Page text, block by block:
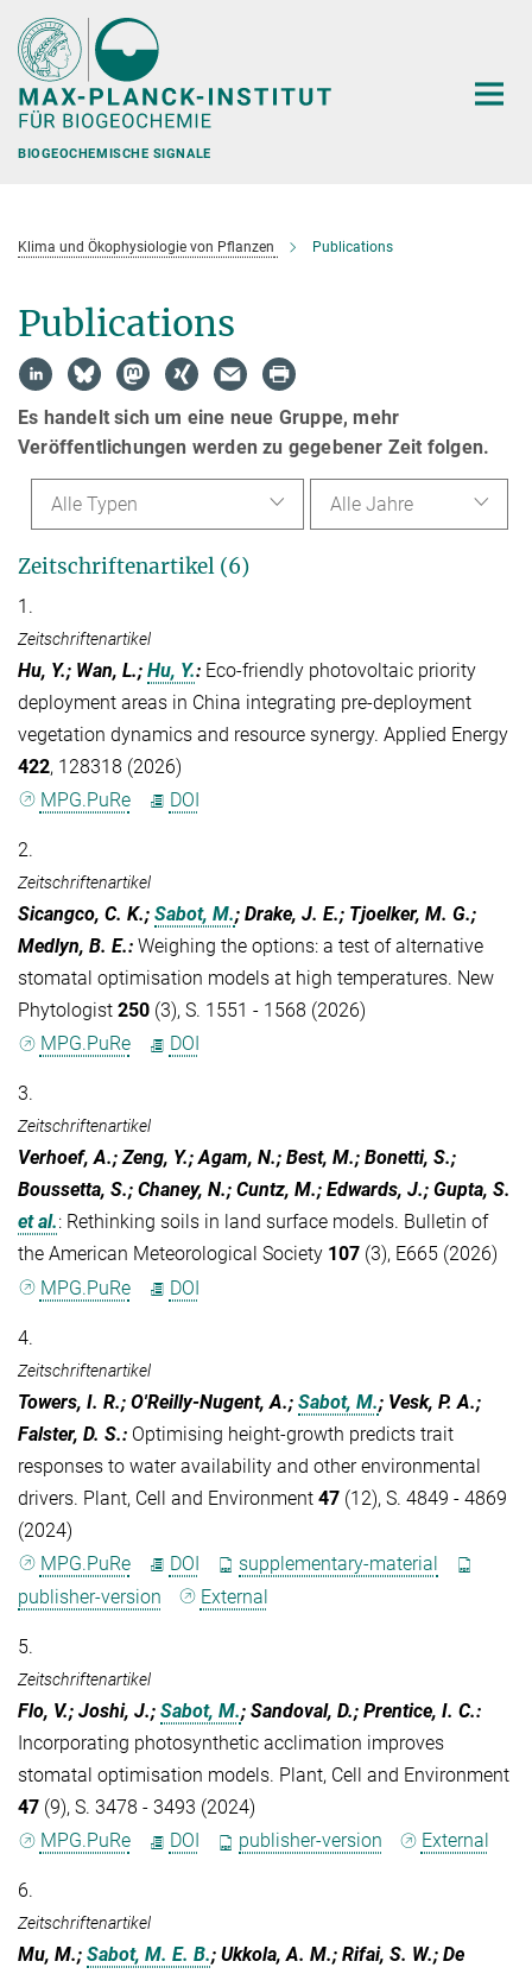
Hauptinhalt
BIOGEOCHEMISCHE SIGNALE
Klima und Ökophysiologie von Pflanzen Publications
Publications
Es handelt sich um eine neue Gruppe, mehr
Veröffentlichungen werden zu gegebener Zeit folgen.
Alle Jahre
Alle Typen
Zeitschriftenartikel (6)
1.
Zeitschriftenartikel
Hu, Y.; Wan, L.; Hu, Y.: Eco-friendly photovoltaic priority
deployment areas in China integrating pre-deployment
vegetation dynamics and resource synergy. Applied Energy
422, 128318 (2026)
MPG.PuRe
DOI
2.
Zeitschriftenartikel
Sicangco, C. K.; Sabot, M.; Drake, J. E.; Tjoelker, M. G.;
Medlyn, B. E.: Weighing the options: a test of alternative
stomatal optimisation models at high temperatures. New
Phytologist 250 (3), S. 1551 - 1568 (2026)
MPG.PuRe
DOI
3.
Zeitschriftenartikel
Verhoef, A.; Zeng, Y.; Agam, N.; Best, M.; Bonetti, S.;
Boussetta, S.; Chaney, N.; Cuntz, M.; Edwards, J.; Gupta, S.
et al.: Rethinking soils in land surface models. Bulletin of
the American Meteorological Society 107 (3), E665 (2026)
MPG.PuRe
DOI
4.
Zeitschriftenartikel
Towers, I. R.; O'Reilly-Nugent, A.; Sabot, M.; Vesk, P. A.;
Falster, D. S.: Optimising height-growth predicts trait
responses to water availability and other environmental
drivers. Plant, Cell and Environment 47 (12), S. 4849 - 4869
(2024)
MPG.PuRe
DOI
supplementary-material
publisher-version
External
5.
Zeitschriftenartikel
Flo, V.; Joshi, J.; Sabot, M.; Sandoval, D.; Prentice, I. C.:
Incorporating photosynthetic acclimation improves
stomatal optimisation models. Plant, Cell and Environment
47 (9), S. 3478 - 3493 (2024)
MPG.PuRe
DOI publisher-version External
6.
Zeitschriftenartikel
Mu, M.; Sabot, M. E. B.; Ukkola, A. M.; Rifai, S. W.; De